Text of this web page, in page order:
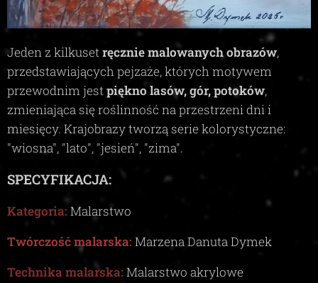
Jeden z kilkusetręcznie malowanych obrazów,
przedstawiających pejzaże, których motywem
przewodnim jestpiękno lasów, gór, potoków,
zmieniająca się roślinność na przestrzeni dni i
miesięcy. Krajobrazy tworzą serie kolorystyczne:
"wiosna", "lato", "jesień", "zima".
SPECYFIKACJA:
Kategoria: Malarstwo
Twórczość malarska: Marzena Danuta Dymek
Technika malarska: Malarstwo akrylowe